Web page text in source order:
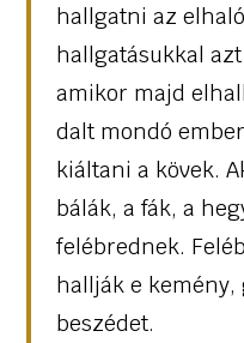
hallgatni az
hallgatásukkal
amikor majd
dalt mondó
kiáltani a kövek.
bálák, a fák, a
felébrednek.
hallják e kemény,
beszédet.